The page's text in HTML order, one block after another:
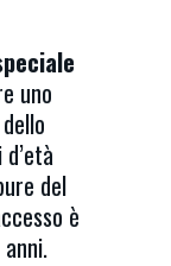
uno
del
è